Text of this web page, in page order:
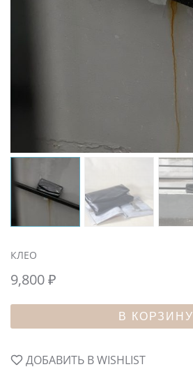
КЛЕО
9,800₽
В КОРЗИНУ
ДОБАВИТЬ В WISHLIST